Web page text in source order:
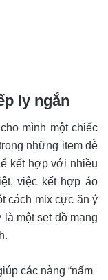
ly ngắn
mình một chiếc
những item dễ
kết hợp với nhiều
việc kết hợp áo
cách mix cực ăn ý
một set đồ mang
các nàng “nấm